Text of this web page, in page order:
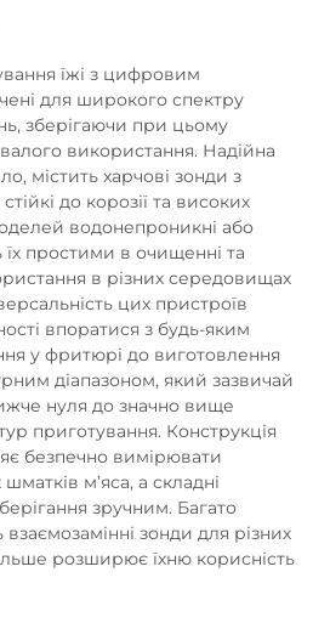
їжі з цифровим
для широкого спектру
зберігаючи при цьому
використання. Надійна
містить харчові зонди з
до корозії та високих
водонепроникні або
їх простими в очищенні та
в різних середовищах
цих пристроїв
впоратися з будь-яким
у фритюрі до виготовлення
діапазоном, який зазвичай
нуля до значно вище
приготування. Конструкція
безпечно вимірювати
м’яса, а складні
зручним. Багато
зонди для різних
розширює їхню корисність